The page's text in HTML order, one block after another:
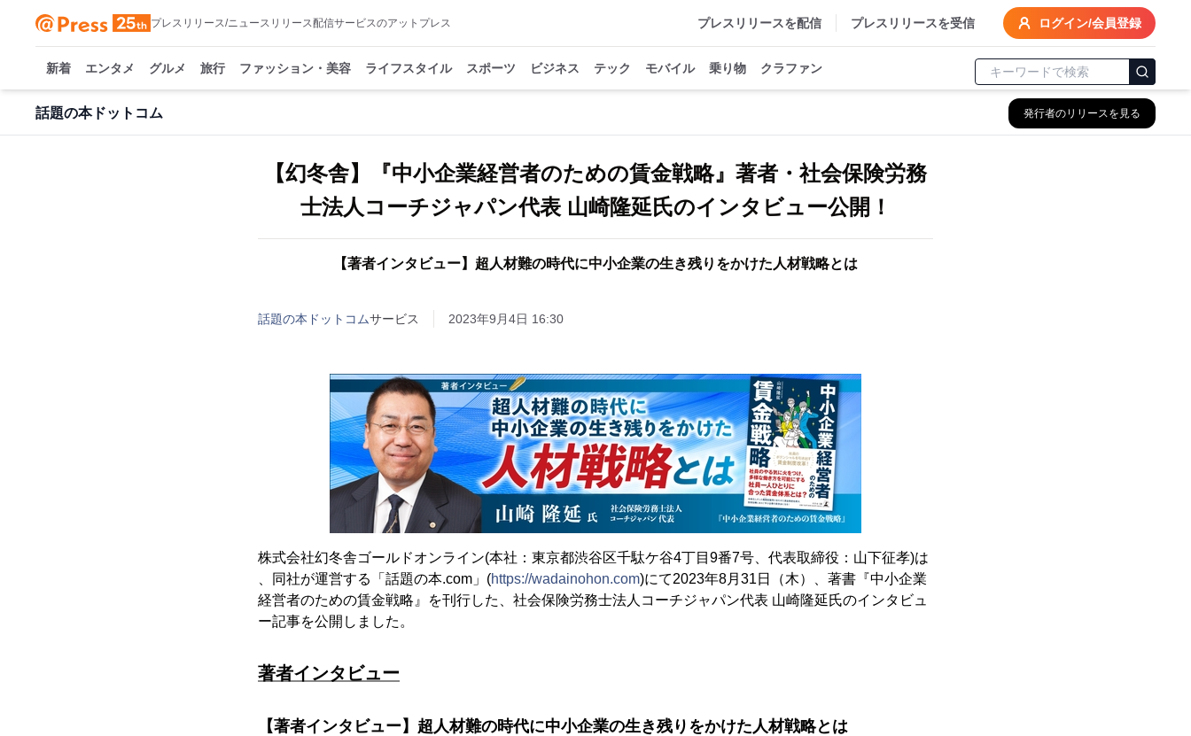
プレスリリース/ニュースリリース配信サービスのアットプレス プレスリリースを配信 プレスリリースを受信 ログイン/会員登録
新着 エンタメ グルメ 旅行 ファッション・美容 ライフスタイル スポーツ ビジネス テック モバイル 乗り物 クラファン
話題の本ドットコム 発行者のリリースを見る
【幻冬舎】『中小企業経営者のための賃金戦略』著者・社会保険労務
士法人コーチジャパン代表 山崎隆延氏のインタビュー公開！
【著者インタビュー】超人材難の時代に中小企業の生き残りをかけた人材戦略とは
話題の本ドットコムサービス 2023年9月4日 16:30
株式会社幻冬舎ゴールドオンライン(本社：東京都渋谷区千駄ケ谷4丁目9番7号、代表取締役：山下征孝)は
、同社が運営する「話題の本.com」(https://wadainohon.com)にて2023年8月31日（木）、著書『中小企業
経営者のための賃金戦略』を刊行した、社会保険労務士法人コーチジャパン代表 山崎隆延氏のインタビュ
ー記事を公開しました。
著者インタビュー
【著者インタビュー】超人材難の時代に中小企業の生き残りをかけた人材戦略とは